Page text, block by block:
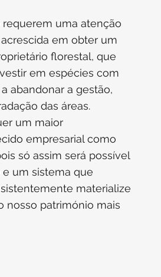
uma atenção
em obter um
florestal, que
em espécies com
abandonar a gestão,
das áreas.
um maior
empresarial como
só assim será possível
um sistema que
materialize
nosso património mais